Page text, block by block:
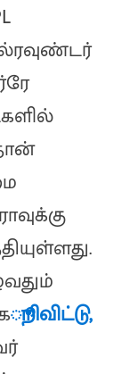
ூறிவிட்டு,